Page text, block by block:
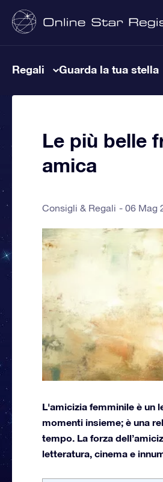
Regali Guarda la tua stella
Le più belle
amica
Consigli & Regali 06 Mag
L'amicizia femminile è un
momenti insieme; è una
tempo. La forza
letteratura, cinema e